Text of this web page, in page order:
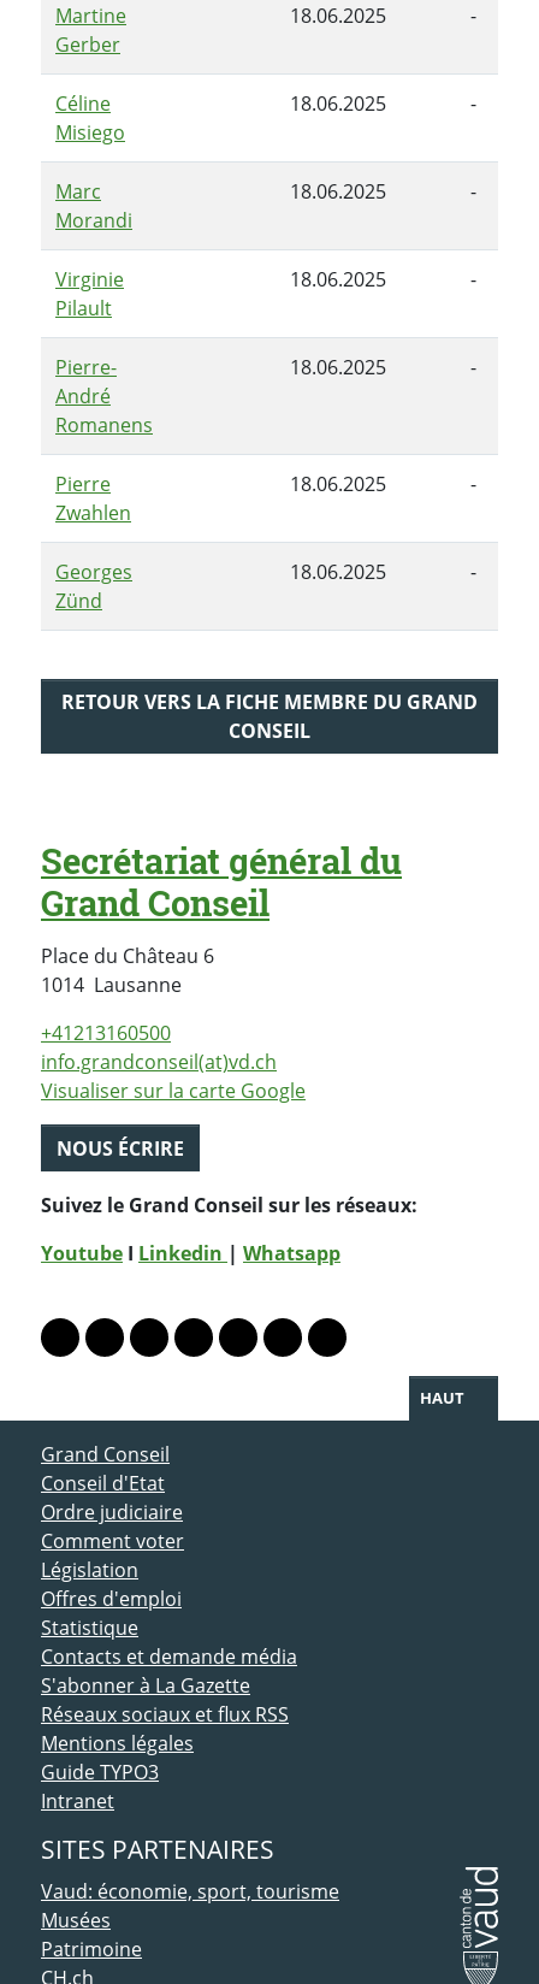
Martine
Gerber
18.06.2025 -
Céline
Misiego
18.06.2025 -
Marc
Morandi
18.06.2025 -
Virginie
Pilault
18.06.2025 -
Pierre-
André
Romanens
18.06.2025 -
Pierre
Zwahlen
18.06.2025 -
Georges
Zünd
18.06.2025 -
RETOUR VERS LA FICHE MEMBRE DU GRAND
CONSEIL
Secrétariat général du
Grand Conseil
Place du Château 6
1014 LausanneSuisse
+41213160500
info.grandconseil(at)vd.ch
Visualiser sur la carte Google
NOUS ÉCRIRE
Suivez le Grand Conseil sur les réseaux:
Youtube I Linkedin | Whatsapp
Lien vers le profil Mastodon
Lien vers le profil Bluesky
Lien vers le profil Instagram
Lien vers le profil Linkedin
Lien vers le profil Facebook
Lien vers le profil Twitter
Partager par WhatsApp
HAUT
ACCÈS DIRECT
Grand Conseil
Conseil d'Etat
Ordre judiciaire
Comment voter
Législation
Offres d'emploi
Statistique
Contacts et demande média
S'abonner à La Gazette
Réseaux sociaux et flux RSS
Mentions légales
Guide TYPO3
Intranet
SITES PARTENAIRES
Vaud: économie, sport, tourisme
Musées
Patrimoine
CH.ch